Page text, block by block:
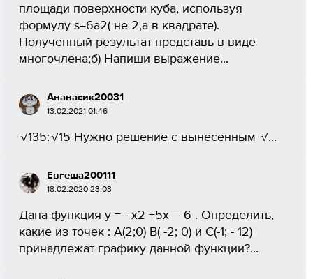
площади поверхности куба, используя
формулу ѕ=6а2( не 2,а в квадрате).
Полученный результат представь в виде
многочлена;б) Напиши выражение...
Ананасик20031
13.02.2021 01:46
√135:√15 Нужно решение с вынесенным √...
Евгеша200111
18.02.2020 23:03
Дана функция у = - х2 +5х – 6 . Определить,
какие из точек : А(2;0) В( -2; 0) и С(-1; - 12)
принадлежат графику данной функции?​...